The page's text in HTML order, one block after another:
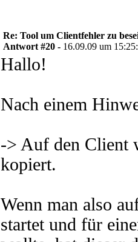
Re: Tool um Clientfehler zu
Antwort #20 - 16.09.09 um
Hallo!
Nach einem
-> Auf den Client
kopiert.
Wenn man also
startet und für